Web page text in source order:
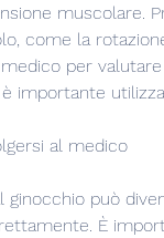
muscolare.
come la
per
è importante
al medico
ginocchio può
È